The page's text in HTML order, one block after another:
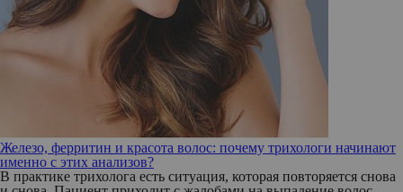
Железо, ферритин и красота волос: почему трихологи начинают
именно с этих анализов?
В практике трихолога есть ситуация, которая повторяется снова